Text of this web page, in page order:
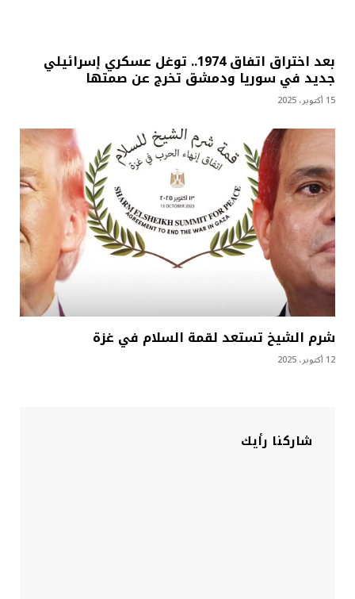
بعد اختراق اتفاق 1974.. توغل عسكري إسرائيلي
جديد في سوريا ودمشق تخرج عن صمتها
15 أكتوبر، 2025
شرم الشيخ تستعد لقمة السلام في غزة
12 أكتوبر، 2025
شاركنا رأيك